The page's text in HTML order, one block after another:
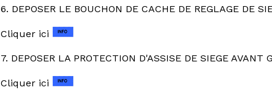
6. DEPOSER LE BOUCHON DE CACHE DE REGLAGE DE
Cliquer ici
7. DEPOSER LA PROTECTION D'ASSISE DE SIEGE
Cliquer ici